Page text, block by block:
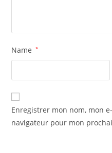
Name *
Enregistrer mon nom, mon
navigateur pour mon